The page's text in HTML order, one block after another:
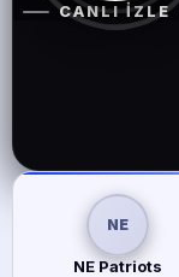
Atv
BeIN Sports 3
BeIN Sports 4
CANLI İZLE
NE
NE Patriots